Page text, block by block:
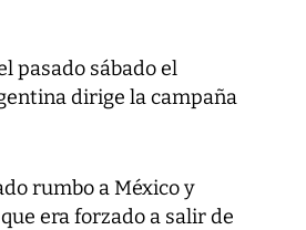
pasado sábado el
dirige la campaña
rumbo a México y
era forzado a salir de